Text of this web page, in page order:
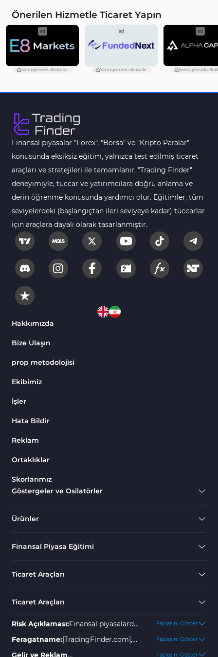
Önerilen Hizmetle Ticaret Yapın
ad
Sermayen risk altındadır.
ad
Sermayen risk altındadır.
ad
Sermayen risk
Finansal piyasalar "Forex", "Borsa" ve "Kripto Paralar"
konusunda eksiksiz eğitim, yalnızca test edilmiş ticaret
araçları ve stratejileri ile tamamlanır. "Trading Finder"
deneyimiyle, tüccar ve yatırımcılara doğru anlama ve
derin öğrenme konusunda yardımcı olur. Eğitimler, tüm
seviyelerdeki (başlangıçtan ileri seviyeye kadar) tüccarlar
için araçlara dayalı olarak tasarlanmıştır.
Hakkımızda
Bize Ulaşın
prop metodolojisi
Ekibimiz
İşler
Hata Bildir
Reklam
Ortaklıklar
Skorlarımız
Göstergeler ve Osilatörler
Ürünler
Finansal Piyasa Eğitimi
Ticaret Araçları
Ticaret Araçları
Risk Açıklaması:Finansal piyasalarda
yer almak yüksek risk içerir ve
Fazlasını Göster
Feragatname:[TradingFinder.com],
olası kayıplar veya zararlar için hiçbir
Fazlasını Göster
Gelir ve Reklam Fazlasını Göster